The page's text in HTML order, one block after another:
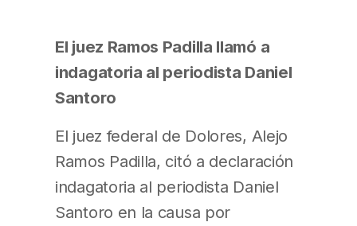
El juez Ramos Padilla llamó a
indagatoria al periodista Daniel
Santoro
El juez federal de Dolores, Alejo
Ramos Padilla, citó a declaración
indagatoria al periodista Daniel
Santoro en la causa por